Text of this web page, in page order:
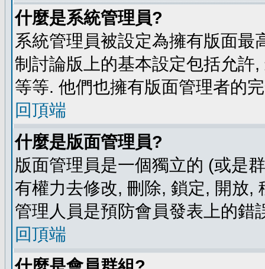
什麼是系統管理員?
系統管理員被設定為擁有版面最
制討論版上的基本設定包括允許
等等. 他們也擁有版面管理者的
回頂端
什麼是版面管理員?
版面管理員是一個獨立的 (或是
有權力去修改, 刪除, 鎖定, 開放,
管理人員是預防會員發表上的錯
回頂端